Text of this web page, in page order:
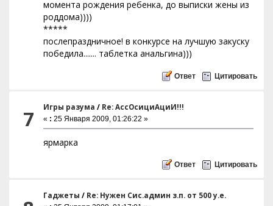
момента рождения ребенка, до выписки жены из
роддома))))
*****
послепраздничное! в конкурсе на лучшую закуску
победила....... таблетка анальгина)))
Ответ Цитировать
7 Игры разума / Re: АссОсициАциИ!!!
« : 25 Января 2009, 01:26:22 »
ярмарка
Ответ Цитировать
Гаджеты / Re: Нужен Сис.админ з.п. от 500 у.е.